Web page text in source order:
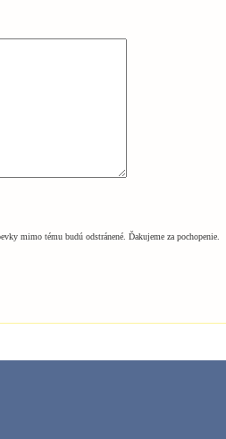
mimo tému budú odstránené. Ďakujeme za pochopenie.